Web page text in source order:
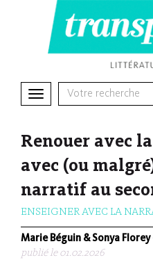
Toggle
Renouer avec
avec (ou
narratif au
ENSEIGNER AVEC LA
Marie Béguin & Sonya Florey
publié le 01.02.2026